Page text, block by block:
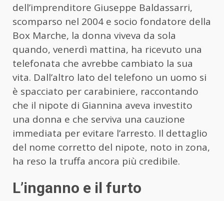
dell’imprenditore Giuseppe Baldassarri,
scomparso nel 2004 e socio fondatore della
Box Marche, la donna viveva da sola
quando, venerdì mattina, ha ricevuto una
telefonata che avrebbe cambiato la sua
vita. Dall’altro lato del telefono un uomo si
è spacciato per carabiniere, raccontando
che il nipote di Giannina aveva investito
una donna e che serviva una cauzione
immediata per evitare l’arresto. Il dettaglio
del nome corretto del nipote, noto in zona,
ha reso la truffa ancora più credibile.
L’inganno e il furto